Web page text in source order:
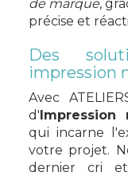
de marque,
précise et
Des
impression
Avec
d'Impression
qui incarne
votre projet.
dernier cri